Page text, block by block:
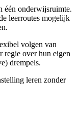
één onderwijsruimte.
leerroutes mogelijk
volgen van
regie over hun eigen
drempels.
leren zonder